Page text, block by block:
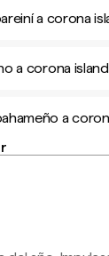
a corona
a corona
a